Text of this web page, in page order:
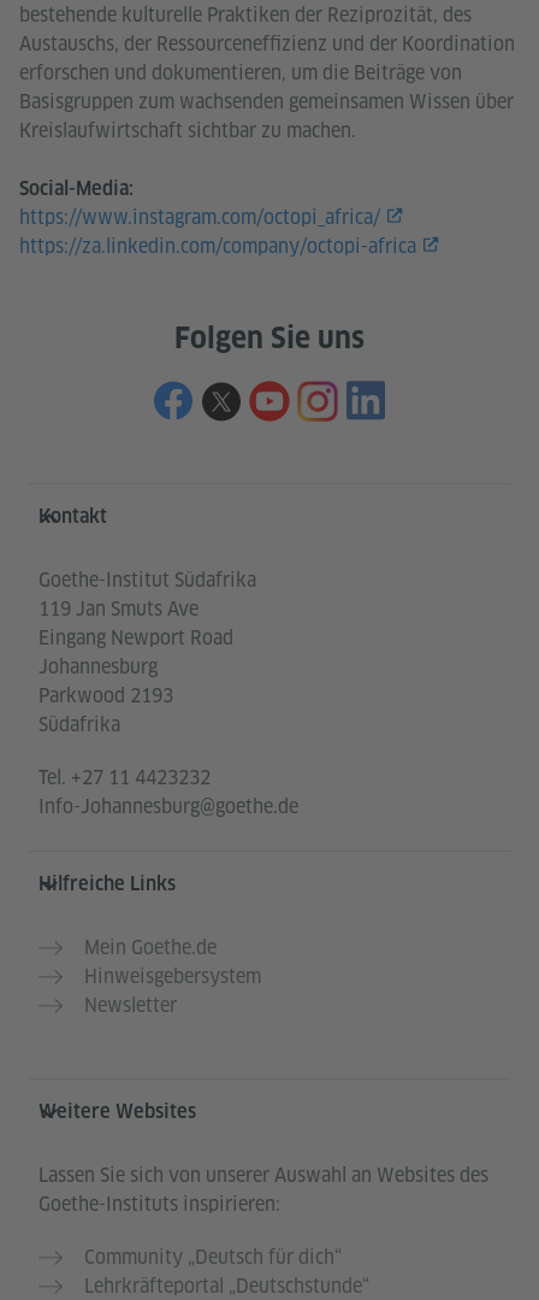
bestehende kulturelle Praktiken der Reziprozität, des
Austauschs, der Ressourceneffizienz und der Koordination
erforschen und dokumentieren, um die Beiträge von
Basisgruppen zum wachsenden gemeinsamen Wissen über
Kreislaufwirtschaft sichtbar zu machen.
Social-Media:
https://www.instagram.com/octopi_africa/
https://za.linkedin.com/company/octopi-africa
Folgen Sie uns
Service- und Informationsbereich
Kontakt
Goethe-Institut Südafrika
119 Jan Smuts Ave
Eingang Newport Road
Johannesburg
Parkwood 2193
Südafrika
Tel. +27 11 4423232
Info-Johannesburg@goethe.de
Hilfreiche Links
Mein Goethe.de
Hinweisgebersystem
Newsletter
Weitere Websites
Lassen Sie sich von unserer Auswahl an Websites des
Goethe-Instituts inspirieren:
Community „Deutsch für dich“
Lehrkräfteportal „Deutschstunde“